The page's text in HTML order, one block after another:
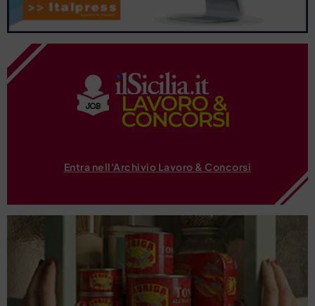
Entra nell'Archivio Lavoro & Concorsi